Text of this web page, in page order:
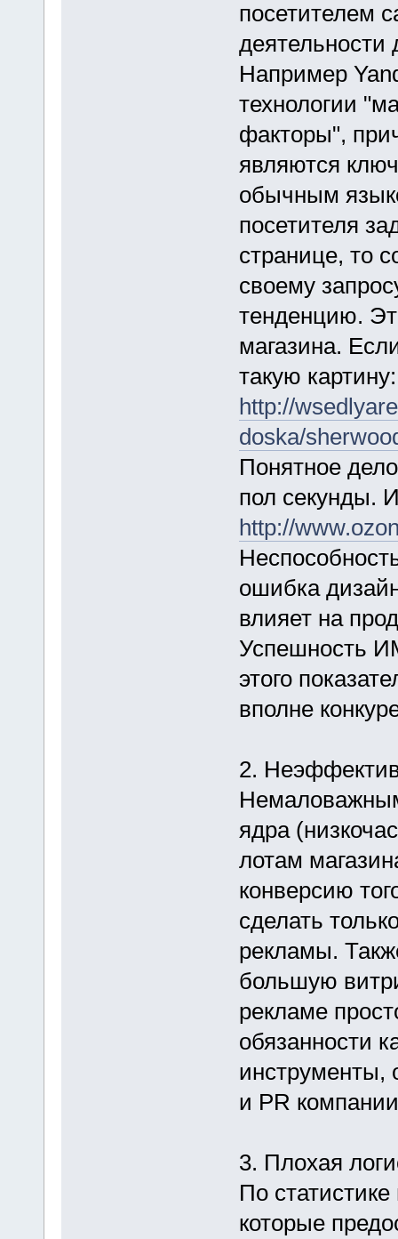
посетителем
деятельности
Например
технологии
факторы",
являются
обычным
посетителя
странице, то
своему
тенденцию.
магазина.
такую картину:
http://
doska/
Понятное
пол секунды.
http://
ошибка
влияет на
Успешность
этого
вполне
2.
ядра
лотам
конверсию
сделать
рекламы.
большую
рекламе
обязанности
инструменты,
и PR
3. Плохая
По
которые